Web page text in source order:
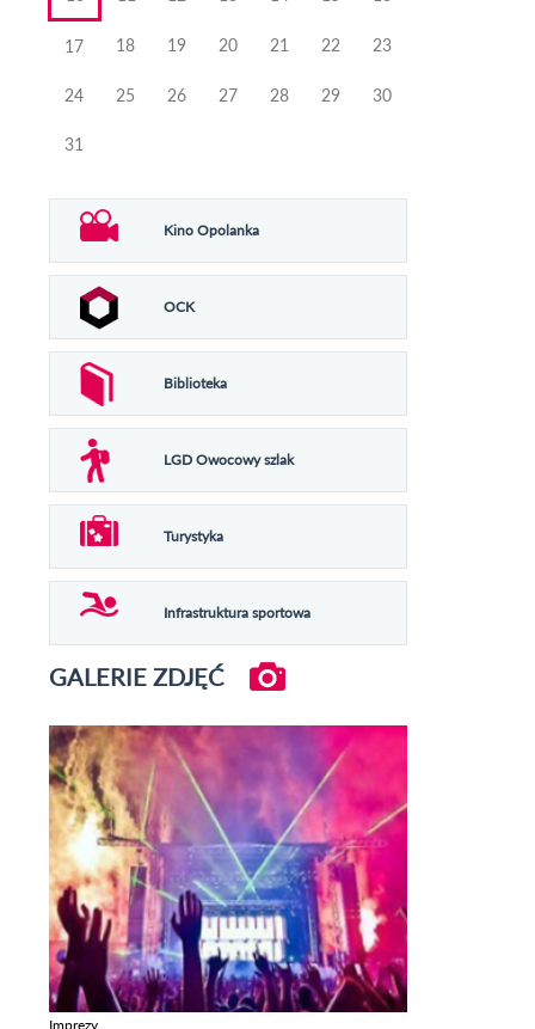
17 18 19 20 21 22 23
24 25 26 27 28 29 30
31
Kino Opolanka
OCK
Biblioteka
LGD Owocowy szlak
Turystyka
Infrastruktura sportowa
GALERIE ZDJĘĆ
Imprezy